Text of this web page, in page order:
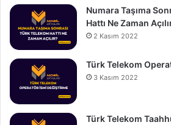
Numara Taşıma
Hattı Ne Zaman
2 Kasım 2022
Türk Telekom
3 Kasım 2022
Türk Telekom